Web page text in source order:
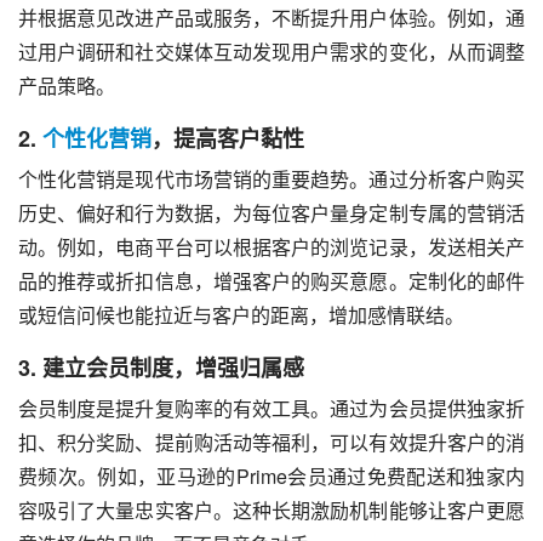
并根据意见改进产品或服务，不断提升用户体验。例如，通
过用户调研和社交媒体互动发现用户需求的变化，从而调整
产品策略。
2. 个性化营销，提高客户黏性
个性化营销是现代市场营销的重要趋势。通过分析客户购买
历史、偏好和行为数据，为每位客户量身定制专属的营销活
动。例如，电商平台可以根据客户的浏览记录，发送相关产
品的推荐或折扣信息，增强客户的购买意愿。定制化的邮件
或短信问候也能拉近与客户的距离，增加感情联结。
3. 建立会员制度，增强归属感
会员制度是提升复购率的有效工具。通过为会员提供独家折
扣、积分奖励、提前购活动等福利，可以有效提升客户的消
费频次。例如，亚马逊的Prime会员通过免费配送和独家内
容吸引了大量忠实客户。这种长期激励机制能够让客户更愿